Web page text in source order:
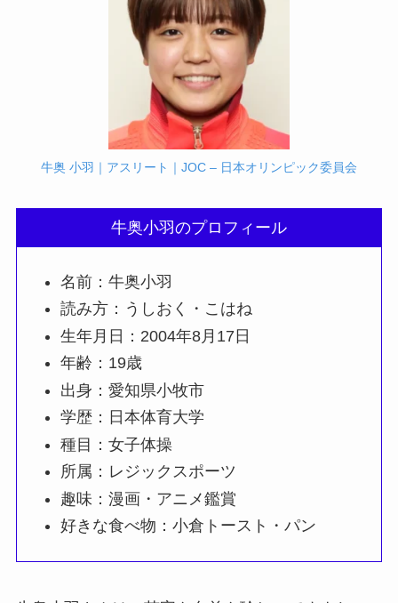
牛奥 小羽｜アスリート｜JOC – 日本オリンピック委員会
牛奥小羽のプロフィール
名前：牛奥小羽
読み方：うしおく・こはね
生年月日：2004年8月17日
年齢：19歳
出身：愛知県小牧市
学歴：日本体育大学
種目：女子体操
所属：レジックスポーツ
趣味：漫画・アニメ鑑賞
好きな食べ物：小倉トースト・パン